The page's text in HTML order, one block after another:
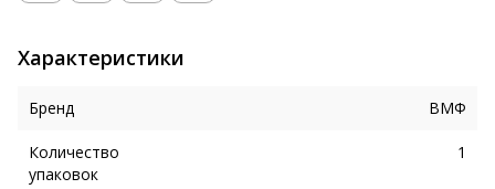
Характеристики
Бренд ВМФ
Количество
упаковок
1